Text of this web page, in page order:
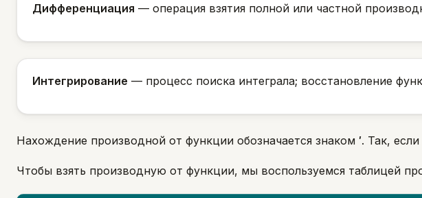
Дифференциация — операция взятия полной или частной
Интегрирование — процесс поиска интеграла; восстановление
Нахождение производной от функции обозначается знаком ′. Так,
Чтобы взять производную от функции, мы воспользуемся таблицей